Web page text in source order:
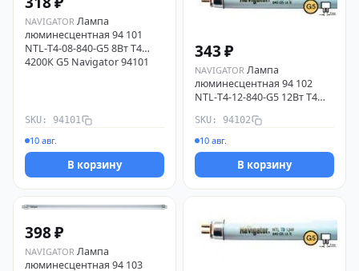
NAVIGATOR Лампа
люминесцентная 94 101
NTL-T4-08-840-G5 8Вт T4
4200К G5 Navigator 94101
SKU: 94101
10 авг.
В корзину
343 ₽
NAVIGATOR Лампа
люминесцентная 94 102
NTL-T4-12-840-G5 12Вт T4
SKU: 94102
10 авг.
В корзину
398 ₽
NAVIGATOR Лампа
люминесцентная 94 103